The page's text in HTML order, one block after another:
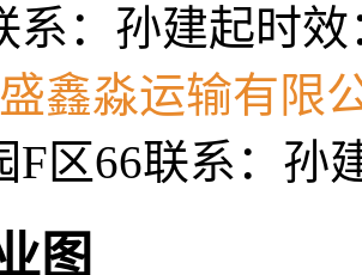
系：孙建起时
鑫淼运输有限
F区66联系：孙
图